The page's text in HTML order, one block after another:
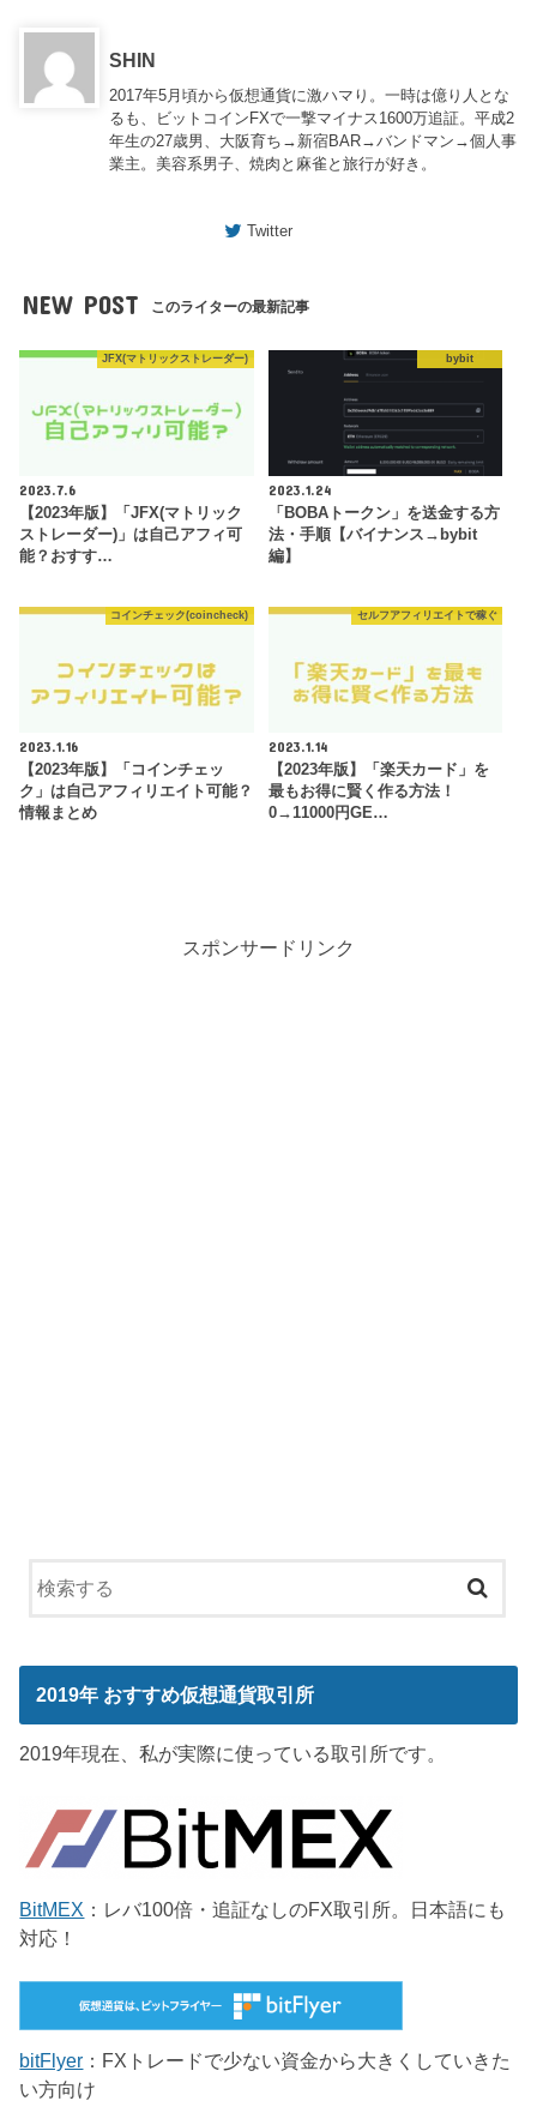
SHIN
2017年5月頃から仮想通貨に激ハマり。一時は億り人とな
るも、ビットコインFXで一撃マイナス1600万追証。平成2
年生の27歳男、大阪育ち→新宿BAR→バンドマン→個人事
業主。美容系男子、焼肉と麻雀と旅行が好き。
Twitter
NEW POST このライターの最新記事
JFX(マトリックストレーダー)
2023.7.6
【2023年版】「JFX(マトリック
ストレーダー)」は自己アフィ可
能？おすす…
bybit
2023.1.24
「BOBAトークン」を送金する方
法・手順【バイナンス→bybit
編】
コインチェック(coincheck)
2023.1.16
【2023年版】「コインチェッ
ク」は自己アフィリエイト可能？
情報まとめ
セルフアフィリエイトで稼ぐ
2023.1.14
【2023年版】「楽天カード」を
最もお得に賢く作る方法！
0→11000円GE…
スポンサードリンク
2019年 おすすめ仮想通貨取引所
2019年現在、私が実際に使っている取引所です。
BitMEX ：レバ100倍・追証なしのFX取引所。日本語にも
対応！
bitFlyer ：FXトレードで少ない資金から大きくしていきた
い方向け